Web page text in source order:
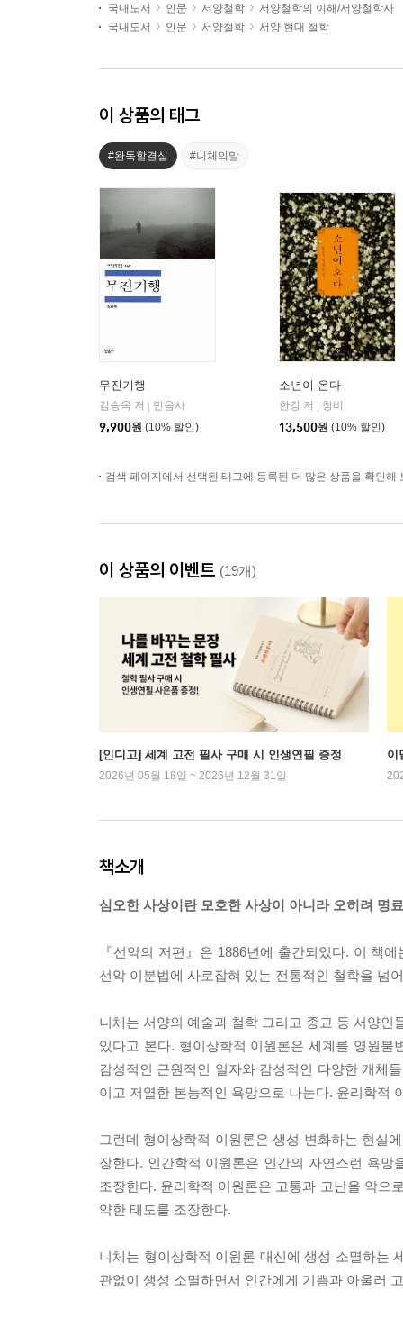
국내도서 인문 서양철학
서양철학의 이해/서양철학사
국내도서
인문 서양철학 서양 현대 철학
이 상품의 태그
#완독할결심 #니체의말
무진기행
김승옥 저
민음사
9,900원 (10% 할인)
소년이 온다
한강 저
창비
13,500원 (10% 할인)
검색 페이지에서 선택된 태그에 등록된 더 많은 상품을 확인해
이 상품의 이벤트 (19개)
[인디고] 세계 고전 필사 구매 시 인생연필 증정
2026년 05월 18일 ~ 2026년 12월 31일
이
책소개
심오한 사상이란 모호한 사상이 아니라 오히려 명
『선악의 저편』은 1886년에 출간되었다. 이 책
선악 이분법에 사로잡혀 있는 전통적인 철학을 넘
니체는 서양의 예술과 철학 그리고 종교 등 서양인
있다고 본다. 형이상학적 이원론은 세계를 영원
감성적인 근원적인 일자와 감성적인 다양한 개체
이고 저열한 본능적인 욕망으로 나눈다. 윤리학적
그런데 형이상학적 이원론은 생성 변화하는 현실
장한다. 인간학적 이원론은 인간의 자연스런 욕
조장한다. 윤리학적 이원론은 고통과 고난을 악으
약한 태도를 조장한다.
니체는 형이상학적 이원론 대신에 생성 소멸하는
관없이 생성 소멸하면서 인간에게 기쁨과 아울러